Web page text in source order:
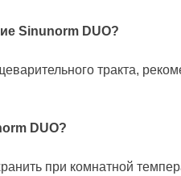
Sinunorm DUO?
тракта,
DUO?
при комнатной